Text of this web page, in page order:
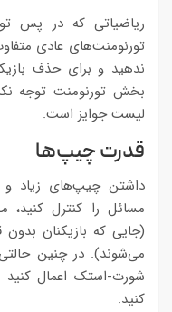
ریاضیاتی که در پس
تورنومنت‌های عادی
ندهید و برای حذف
بخش تورنومنت توجه
لیست جوایز است.
قدرت چیپ‌ها
داشتن چیپ‌های زیاد و
مسائل را کنترل
(جایی که بازیکنان
می‌شوند). در چنین حالتی
شورت-استک اعمال کنید
کنید.